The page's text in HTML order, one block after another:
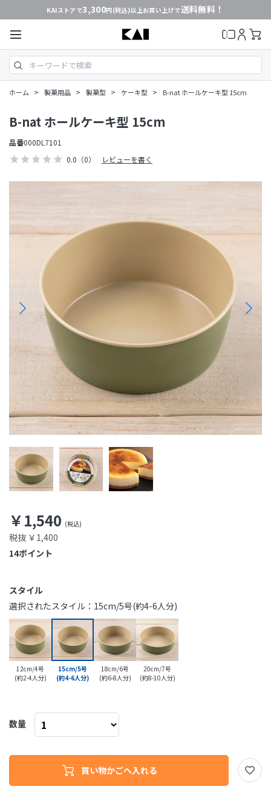
KAIストアで3,300円(税込)以上お買い上げで送料無料！
ホーム > 製菓用品 > 製菓型 > ケーキ型 > B-nat ホールケーキ型 15cm
0.0 （0） レビューを書く
B-nat ホールケーキ型 15cm
￥1,540
税抜 ￥1,400
品番000DL7101
ポイント
14
スタイル
12cm/4号
(約2-4人分)
15cm/5号
(約4-6人分)
18cm/6号
(約6-8人分)
20cm/7号
(約8-10人分)
選択されたスタイル：15cm/5号(約4-6人分)
数量